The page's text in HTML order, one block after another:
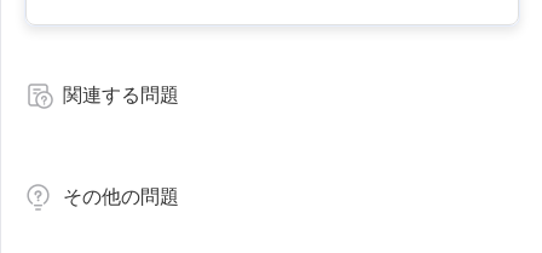
Россия Белару́сь
Україна
English
English
関連する問題
その他の問題